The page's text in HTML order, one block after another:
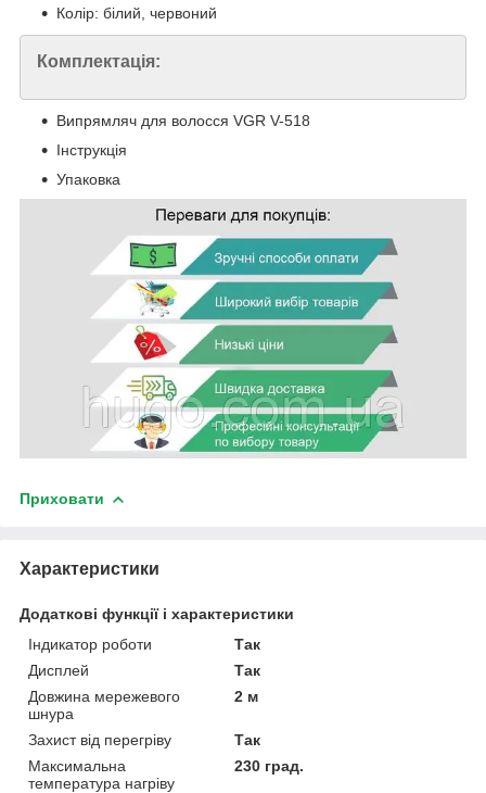
Колір: білий, червоний
Комплектація:
Випрямляч для волосся VGR V-518
Інструкція
Упаковка
Приховати
Характеристики
Додаткові функції і характеристики
Індикатор роботи
Так
Дисплей
Так
Довжина мережевого
шнура
2 м
Захист від перегріву
Так
Максимальна
температура нагріву
230 град.